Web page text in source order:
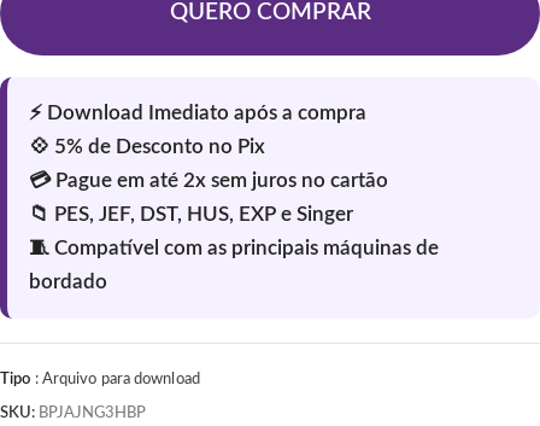
QUERO COMPRAR
Tipo : Arquivo para download
SKU: BPJAJNG3HBP